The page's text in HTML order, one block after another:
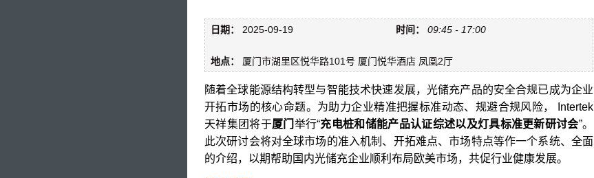
日期： 2025-09-19 时间： 09:45 - 17:00
地点： 厦门市湖里区悦华路101号 厦门悦华酒店 凤凰2厅
随着全球能源结构转型与智能技术快速发展，光储充产品的安全合规已成为企业
开拓市场的核心命题。为助力企业精准把握标准动态、规避合规风险， Intertek
天祥集团将于厦门 举行“充电桩和储能产品认证综述以及灯具标准更新研讨会”。
此次研讨会将对全球市场的准入机制、开拓难点、市场特点等作一个系统、全面
的介绍，以期帮助国内光储充企业顺利布局欧美市场，共促行业健康发展。